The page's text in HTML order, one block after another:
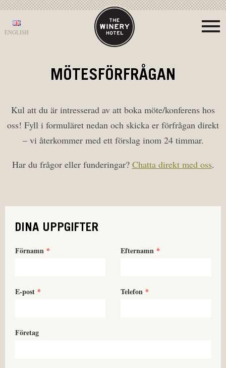
ENGLISH
MÖTESFÖRFRÅGAN
Kul att du är intresserad av att boka möte/konferens hos
oss! Fyll i formuläret nedan och skicka er förfrågan direkt
– vi återkommer med ett förslag inom 24 timmar.
Har du frågor eller funderingar? Chatta direkt med oss.
DINA UPPGIFTER
Förnamn Efternamn
E-post Telefon
Företag